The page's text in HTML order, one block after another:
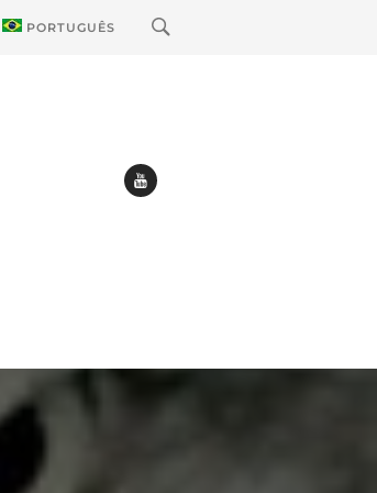
PORTUGUÊS